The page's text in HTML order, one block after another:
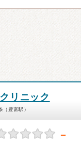
リニック
（豊富駅）
－